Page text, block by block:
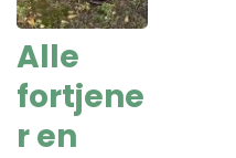
Alle
fortjene
r en